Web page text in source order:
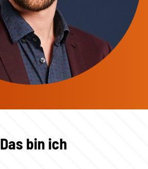
Das bin ich